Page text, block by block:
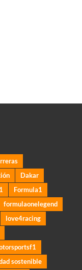
Dakar
Formula1
formulaonelegend
love4racing
sostenible